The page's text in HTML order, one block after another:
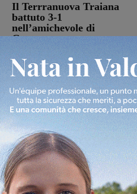
Il Terrranuova Traiana
battuto 3-1
nell’amichevole di
Grosseto
Calcio
In Vetrina